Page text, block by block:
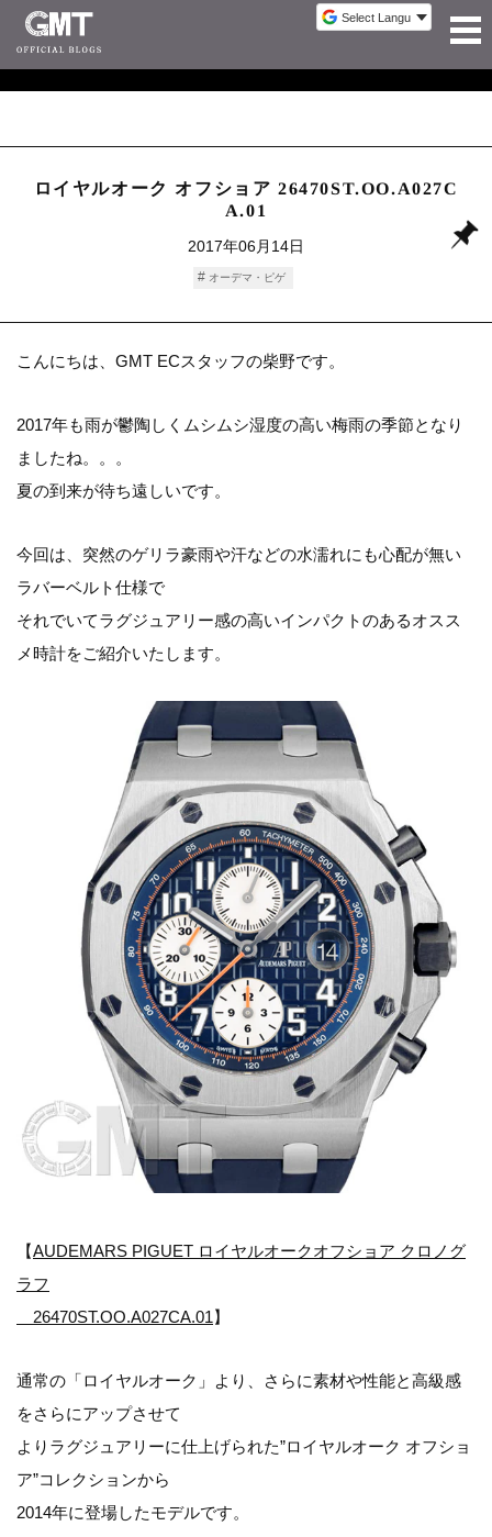
ロイヤルオーク オフショア 26470ST.OO.A027C
A.01
2017年06月14日
オーデマ・ピゲ
こんにちは、GMT ECスタッフの柴野です。
2017年も雨が鬱陶しくムシムシ湿度の高い梅雨の季節となり
ましたね。。。
夏の到来が待ち遠しいです。
今回は、突然のゲリラ豪雨や汗などの水濡れにも心配が無い
ラバーベルト仕様で
それでいてラグジュアリー感の高いインパクトのあるオスス
メ時計をご紹介いたします。
【AUDEMARS PIGUET ロイヤルオークオフショア クロノグ
ラフ
26470ST.OO.A027CA.01】
通常の「ロイヤルオーク」より、さらに素材や性能と高級感
をさらにアップさせて
よりラグジュアリーに仕上げられた”ロイヤルオーク オフショ
ア”コレクションから
2014年に登場したモデルです。